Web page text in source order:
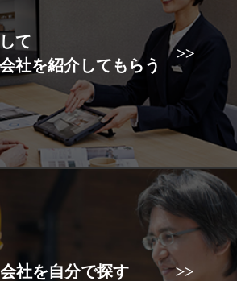
て
社を紹介してもらう
社を自分で探す